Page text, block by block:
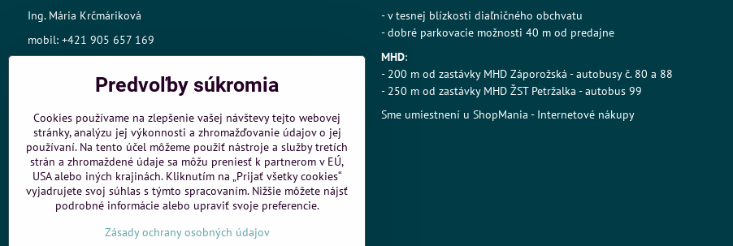
Ing. Mária Krčmáriková
mobil: +421 905 657 169
Sídlo: A.Gwerkovej 19, 851 04 Bratislava
IČO: 33768609,
IČ DPH:SK1025421980
Živnost.register č.:105-10848
Objednávky
Stav objednávky
- v tesnej blízkosti diaľničného obchvatu
- dobré parkovacie možnosti 40 m od predajne
MHD:
- 200 m od zastávky MHD Záporožská - autobusy č. 80 a 88
- 250 m od zastávky MHD ŽST Petržalka - autobus 99
Sme umiestnení u ShopMania - Internetové nákupy
Predvoľby súkromia
Cookies používame na zlepšenie vašej návštevy tejto webovej
stránky, analýzu jej výkonnosti a zhromažďovanie údajov o jej
používaní. Na tento účel môžeme použiť nástroje a služby tretích
strán a zhromaždené údaje sa môžu preniesť k partnerom v EÚ,
USA alebo iných krajinách. Kliknutím na „Prijať všetky cookies“
vyjadrujete svoj súhlas s týmto spracovaním. Nižšie môžete nájsť
podrobné informácie alebo upraviť svoje preferencie.
Zásady ochrany osobných údajov